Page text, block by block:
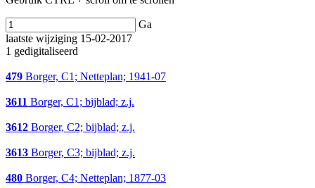
Ga
laatste wijziging 15-02-2017
1 gedigitaliseerd
479 Borger, C1; Netteplan; 1941-07
3611 Borger, C1; bijblad; z.j.
3612 Borger, C2; bijblad; z.j.
3613 Borger, C3; bijblad; z.j.
480 Borger, C4; Netteplan; 1877-03